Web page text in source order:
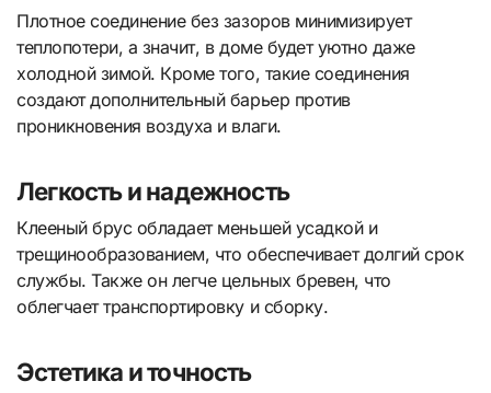
Плотное соединение без зазоров минимизирует
теплопотери, а значит, в доме будет уютно даже
холодной зимой. Кроме того, такие соединения
создают дополнительный барьер против
проникновения воздуха и влаги.
Легкость и надежность
Клееный брус обладает меньшей усадкой и
трещинообразованием, что обеспечивает долгий срок
службы. Также он легче цельных бревен, что
облегчает транспортировку и сборку.
Эстетика и точность